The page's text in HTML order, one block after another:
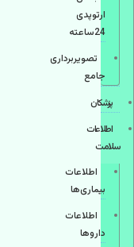
ارتوپدی
24ساعته
تصویربرداری
جامع
پزشكان
اطلاعات
سلامت
اطلاعات
بیماری‌ها
اطلاعات
دارو‌ها